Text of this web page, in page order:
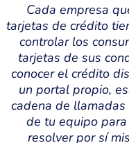
Cada empresa
tarjetas de crédito
controlar los
tarjetas de sus
conocer el crédito
un portal propio,
cadena de
de tu equipo
resolver por sí